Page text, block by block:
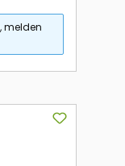
melden